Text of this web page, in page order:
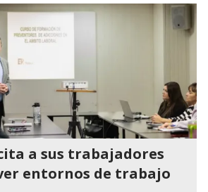
a sus trabajadores
entornos de trabajo